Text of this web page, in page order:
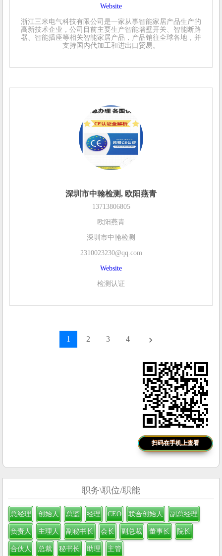
Website
浙江三米电气科技有限公司是一家从事智能家居产品生产的
高新技术企业，公司目前主要生产智能墙壁开关、智能断路
器、智能插座等相关智能家居产品，产品销往全球各地，并
支持国内代加工和进出口贸易。
深圳市中翰检测, 欧阳燕青
13713806805
欧阳燕青
深圳市中翰检测
2310023230@qq.com
Website
检测认证
1 2 3 4 keyboard_arrow_right
扫码在手机上查看
职务\职位/职能
总经理 创始人 总监 经理 CEO 联合创始人 副总经理
负责人 主理人 副秘书长 会长 副总裁 董事长 院长
合伙人 总裁 秘书长 助理 主管